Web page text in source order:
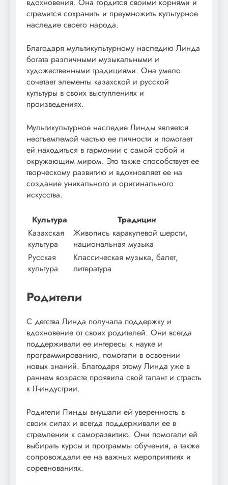
вдохновения. Она гордится своими корнями и
стремится сохранить и преумножить культурное
наследие своего народа.
Благодаря мультикультурному наследию Линда
богата различными музыкальными и
художественными традициями. Она умело
сочетает элементы казахской и русской
культуры в своих выступлениях и
произведениях.
Мультикультурное наследие Линды является
неотъемлемой частью ее личности и помогает
ей находиться в гармонии с самой собой и
окружающим миром. Это также способствует ее
творческому развитию и вдохновляет ее на
создание уникального и оригинального
искусства.
Культура
Традиции
Казахская
культура
Живопись каракулевой шерсти,
национальная музыка
Русская
культура
Классическая музыка, балет,
литература
Родители
С детства Линда получала поддержку и
вдохновение от своих родителей. Они всегда
поддерживали ее интересы к науке и
программированию, помогали в освоении
новых знаний. Благодаря этому Линда уже в
раннем возрасте проявила свой талант и страсть
к IT-индустрии.
Родители Линды внушали ей уверенность в
своих силах и всегда поддерживали ее в
стремлении к саморазвитию. Они помогали ей
выбирать курсы и программы обучения, а также
сопровождали ее на важных мероприятиях и
соревнованиях.